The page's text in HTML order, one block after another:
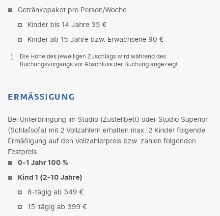
Getränkepaket pro Person/Woche
Kinder bis 14 Jahre 35 €
Kinder ab 15 Jahre bzw. Erwachsene 90 €
Die Höhe des jeweiligen Zuschlags wird während des
Buchungsvorgangs vor Abschluss der Buchung angezeigt.
ERMÄSSIGUNG
Bei Unterbringung im Studio (Zustellbett) oder Studio Superior
(Schlafsofa) mit 2 Vollzahlern erhalten max. 2 Kinder folgende
Ermäßigung auf den Vollzahlerpreis bzw. zahlen folgenden
Festpreis:
0-1 Jahr 100 %
Kind 1 (2-10 Jahre)
8-tägig ab 349 €
15-tägig ab 399 €